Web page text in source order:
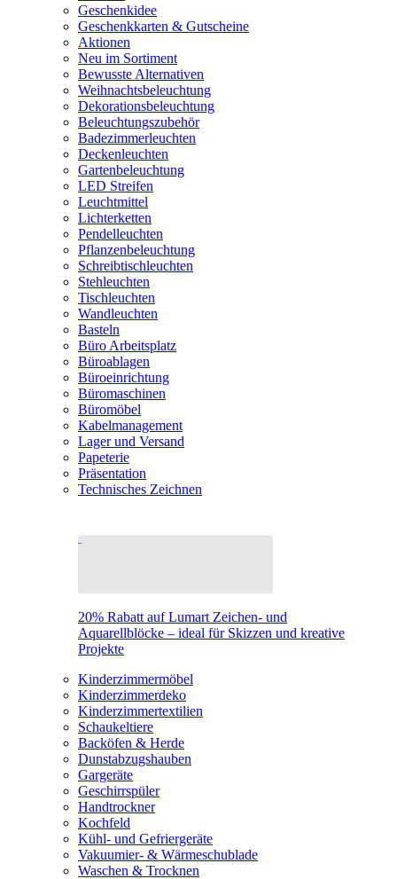
Geschenkidee
Geschenkkarten & Gutscheine
Aktionen
Neu im Sortiment
Bewusste Alternativen
Weihnachtsbeleuchtung
Dekorationsbeleuchtung
Beleuchtungszubehör
Badezimmerleuchten
Deckenleuchten
Gartenbeleuchtung
LED Streifen
Leuchtmittel
Lichterketten
Pendelleuchten
Pflanzenbeleuchtung
Schreibtischleuchten
Stehleuchten
Tischleuchten
Wandleuchten
Basteln
Büro Arbeitsplatz
Büroablagen
Büroeinrichtung
Büromaschinen
Büromöbel
Kabelmanagement
Lager und Versand
Papeterie
Präsentation
Technisches Zeichnen
20% Rabatt auf Lumart Zeichen- und
Aquarellblöcke – ideal für Skizzen und kreative
Projekte
Kinderzimmermöbel
Kinderzimmerdeko
Kinderzimmertextilien
Schaukeltiere
Backöfen & Herde
Dunstabzugshauben
Gargeräte
Geschirrspüler
Handtrockner
Kochfeld
Kühl- und Gefriergeräte
Vakuumier- & Wärmeschublade
Waschen & Trocknen